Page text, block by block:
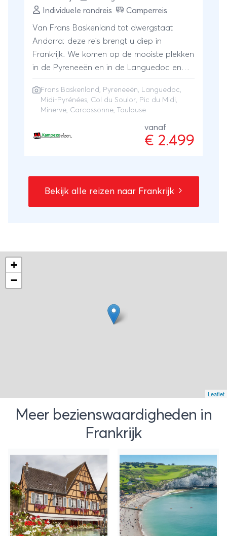
Individuele rondreis
Camperreis
Van Frans Baskenland tot dwergstaat
Andorra: deze reis brengt u diep in
Frankrijk. We komen op de mooiste plekken
in de Pyreneeën en in de Languedoc en
voetsporen van de katharen. Wees gerust,
bij deze reis hoeft u niet zelf te klimmen,
berglift naar de toppen van o.a. de Col du
Soulor en Pic du Midi gebracht, zodat u in
met charmante plaatsen als Minerve,
Frans Baskenland, Pyreneeën, Languedoc,
Midi-Pyrénées, Col du Soulor, Pic du Midi,
Minerve, Carcassonne, Toulouse
vanaf
€ 2.499
Bekijk alle reizen naar Frankrijk
+
−
Leaflet
Meer bezienswaardigheden in
Frankrijk